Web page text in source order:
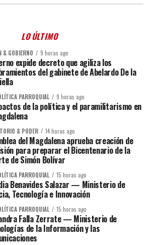
LO ÚLTIMO
& GOBIERNO 9 horas ago
expide decreto que agiliza los
del gabinete de Abelardo De la
PARROQUIAL 9 horas ago
de la política y el paramilitarismo en
& PODER 14 horas ago
del Magdalena aprueba creación de
para preparar el Bicentenario de la
de Simón Bolívar
PARROQUIAL 15 horas ago
Benavides Salazar — Ministerio de
Tecnología e Innovación
PARROQUIAL 15 horas ago
Falla Zerrate — Ministerio de
de la Información y las